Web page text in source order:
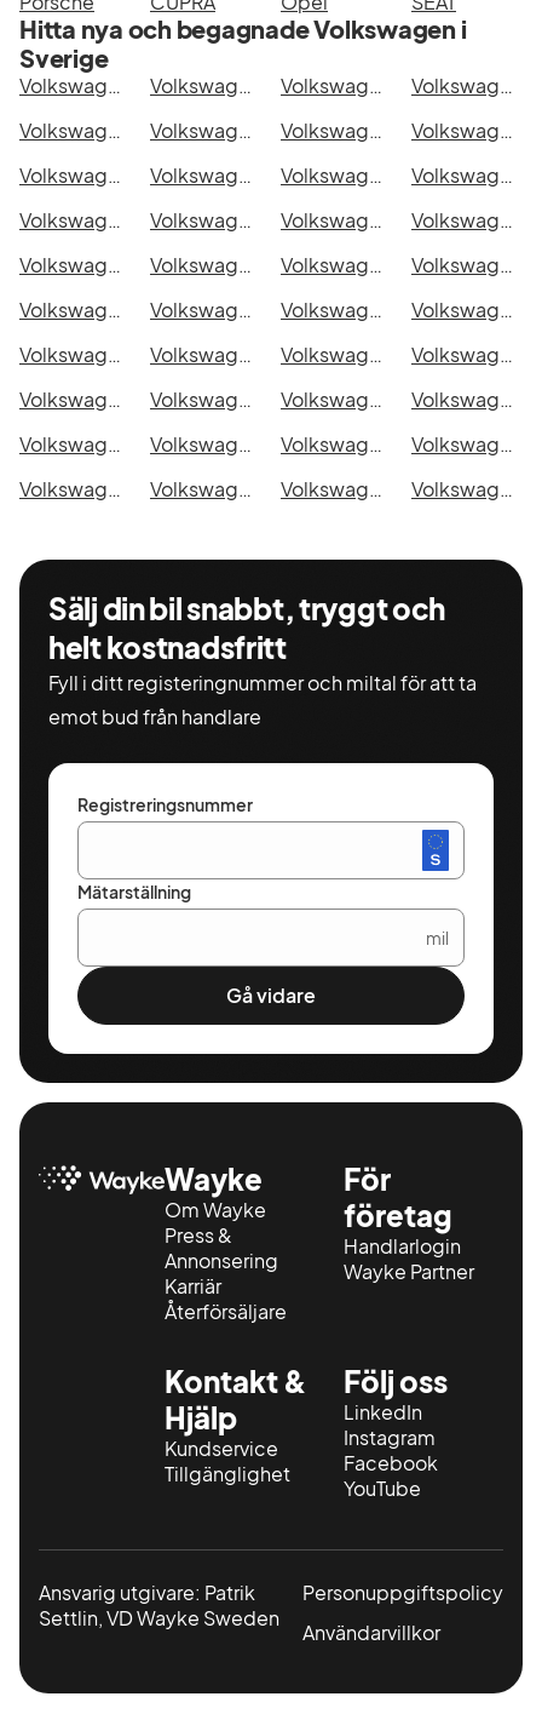
Hitta nya och begagnade Volkswagen i
Sverige
Volkswagen Caddy Combi i Stockholm Volkswagen Caddy Combi i Göteborg Volkswagen Caddy Combi i Helsingborg
Volkswagen Caddy Combi i Jönköping
Volkswagen Caddy Combi i Malmö
Volkswagen Caddy Combi i Örebro Volkswagen Caddy Combi i Norrköping
Volkswagen Caddy Combi i Linköping
Volkswagen Caddy Combi i Uppsala
Volkswagen Caddy Combi i Västerås Volkswagen Caddy Combi i Halmstad
Volkswagen Caddy Combi i Växjö
Volkswagen Caddy Combi i Eskilstuna
Volkswagen Caddy Combi i Kalmar Volkswagen Caddy Combi i Karlskrona
Volkswagen Caddy Combi i Karlstad
Volkswagen Caddy Combi i Kristianstad
Volkswagen Caddy Combi i Sundsvall Volkswagen Caddy Combi i Umeå
Volkswagen Caddy Combi i Varberg
Volkswagen Caddy Combi i Borås
Volkswagen Caddy Combi i Falkenberg Volkswagen Caddy Combi i Gävle
Volkswagen Caddy Combi i Luleå
Volkswagen Caddy Combi i Lund
Volkswagen Caddy Combi i Mönsterås Volkswagen Caddy Combi i Uddevalla
Volkswagen Caddy Combi i Västervik
Volkswagen Caddy Combi i Ystad
Volkswagen Caddy Combi i Östersund Volkswagen Caddy Combi i Borlänge
Volkswagen Caddy Combi i Kiruna
Volkswagen Caddy Combi i Nyköping
Volkswagen Caddy Combi i Oskarshamn Volkswagen Caddy Combi i Sigtuna
Volkswagen Caddy Combi i Skellefteå
Volkswagen Caddy Combi i Skövde
Volkswagen Caddy Combi i Trollhättan Volkswagen Caddy Combi i Alingsås Volkswagen Caddy Combi i Båstad
Sälj din bil snabbt, tryggt och
helt kostnadsfritt
Fyll i ditt registeringnummer och miltal för att ta
emot bud från handlare
Registreringsnummer
Mätarställning
mil
Gå vidare
Wayke
Om Wayke
Press &
Annonsering
Karriär
Återförsäljare
För
företag
Handlarlogin
Wayke Partner
Kontakt &
Hjälp
Kundservice
Tillgänglighet
Följ oss
LinkedIn
Instagram
Facebook
YouTube
Ansvarig utgivare: Patrik
Settlin, VD Wayke Sweden
Personuppgiftspolicy
Användarvillkor